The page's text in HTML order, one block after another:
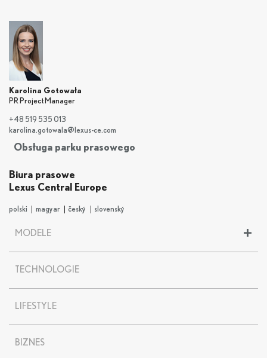
Karolina Gotowała
PR Project Manager
+48 519 535 013
karolina.gotowala@lexus-ce.com
Obsługa parku prasowego
Biura prasowe
Lexus Central Europe
polski magyar český slovenský
+
MODELE
UX
UX 300e
NX
ES
TECHNOLOGIE
LIFESTYLE
BIZNES